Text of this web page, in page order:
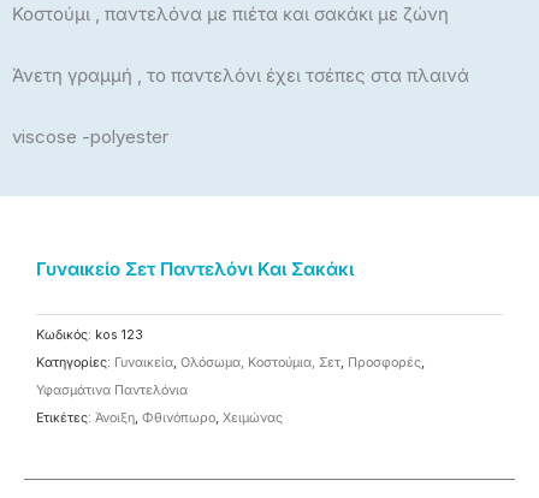
Κοστούμι , παντελόνα με πιέτα και σακάκι με ζώνη
Άνετη γραμμή , το παντελόνι έχει τσέπες στα πλαινά
viscose -polyester
Γυναικείο Σετ Παντελόνι Και Σακάκι
Κωδικός: kos 123
Κατηγορίες: Γυναικεία, Ολόσωμα, Κοστούμια, Σετ, Προσφορές,
Υφασμάτινα Παντελόνια
Ετικέτες: Άνοιξη, Φθινόπωρο, Χειμώνας